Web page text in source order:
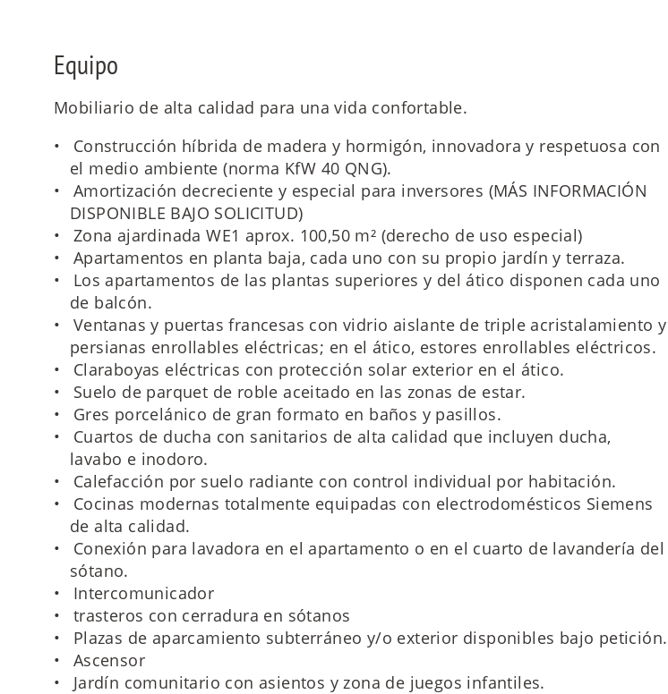
Equipo
Mobiliario de alta calidad para una vida confortable.
Construcción híbrida de madera y hormigón, innovadora y respetuosa con
el medio ambiente (norma KfW 40 QNG).
Amortización decreciente y especial para inversores (MÁS INFORMACIÓN
DISPONIBLE BAJO SOLICITUD)
Zona ajardinada WE1 aprox. 100,50 m² (derecho de uso especial)
Apartamentos en planta baja, cada uno con su propio jardín y terraza.
Los apartamentos de las plantas superiores y del ático disponen cada uno
de balcón.
Ventanas y puertas francesas con vidrio aislante de triple acristalamiento y
persianas enrollables eléctricas; en el ático, estores enrollables eléctricos.
Claraboyas eléctricas con protección solar exterior en el ático.
Suelo de parquet de roble aceitado en las zonas de estar.
Gres porcelánico de gran formato en baños y pasillos.
Cuartos de ducha con sanitarios de alta calidad que incluyen ducha,
lavabo e inodoro.
Calefacción por suelo radiante con control individual por habitación.
Cocinas modernas totalmente equipadas con electrodomésticos Siemens
de alta calidad.
Conexión para lavadora en el apartamento o en el cuarto de lavandería del
sótano.
Intercomunicador
trasteros con cerradura en sótanos
Plazas de aparcamiento subterráneo y/o exterior disponibles bajo petición.
Ascensor
Jardín comunitario con asientos y zona de juegos infantiles.